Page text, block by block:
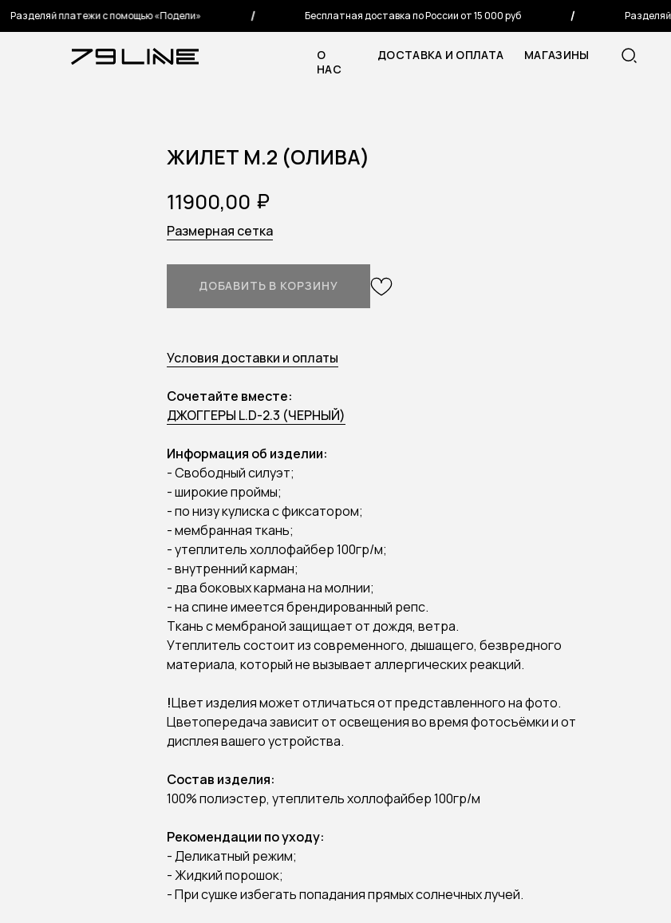
Разделяй платежи с помощью «Подели» Бесплатная доставка по России от 15 000 руб Разделяй
ДОСТАВКА И ОПЛАТА МАГАЗИНЫ
О
НАС
ЖИЛЕТ M.2 (ОЛИВА)
11900,00 ₽
Размерная сетка
ДОБАВИТЬ В КОРЗИНУ
Условия доставки и оплаты
Сочетайте вместе:
ДЖОГГЕРЫ L.D-2.3 (ЧЕРНЫЙ)
Информация об изделии:
- Свободный силуэт;
- широкие проймы;
- по низу кулиска с фиксатором;
- мембранная ткань;
- утеплитель холлофайбер 100гр/м;
- внутренний карман;
- два боковых кармана на молнии;
- на спине имеется брендированный репс.
Ткань с мембраной защищает от дождя, ветра.
Утеплитель состоит из современного, дышащего, безвредного
материала, который не вызывает аллергических реакций.
!Цвет изделия может отличаться от представленного на фото.
Цветопередача зависит от освещения во время фотосъёмки и от
дисплея вашего устройства.
Состав изделия:
100% полиэстер, утеплитель холлофайбер 100гр/м
Рекомендации по уходу:
- Деликатный режим;
- Жидкий порошок;
- При сушке избегать попадания прямых солнечных лучей.